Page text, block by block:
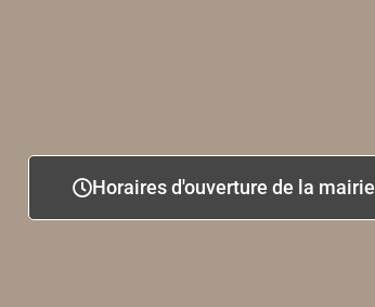
Horaires d'ouverture de la mairie